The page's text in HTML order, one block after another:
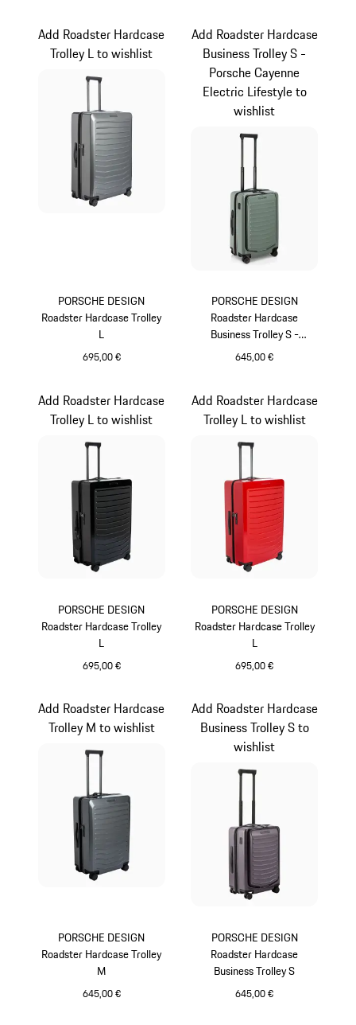
PORSCHE DESIGN
Roadster Hardcase Trolley
L
695,00 €
Add Roadster Hardcase
Trolley L to wishlist
PORSCHE DESIGN
Roadster Hardcase
Business Trolley S -
Porsche Cayenne Electric
Lifestyle
645,00 €
Add Roadster Hardcase
Business Trolley S -
Porsche Cayenne
Electric Lifestyle to
wishlist
PORSCHE DESIGN
Roadster Hardcase Trolley
L
695,00 €
Add Roadster Hardcase
Trolley L to wishlist
PORSCHE DESIGN
Roadster Hardcase Trolley
L
695,00 €
Add Roadster Hardcase
Trolley L to wishlist
PORSCHE DESIGN
Roadster Hardcase Trolley
M
645,00 €
Add Roadster Hardcase
Trolley M to wishlist
PORSCHE DESIGN
Roadster Hardcase
Business Trolley S
645,00 €
Add Roadster Hardcase
Business Trolley S to
wishlist